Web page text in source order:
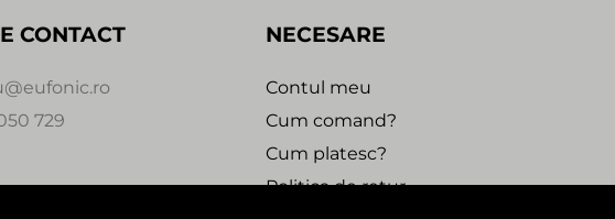
CONTACT
729
NECESARE
Contul meu
Cum comand?
Cum platesc?
Politica de retur